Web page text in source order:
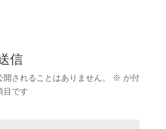
信
されることはありません。 ※ が付
目です